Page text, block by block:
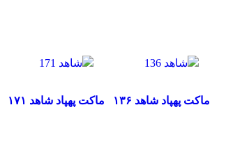
ماکت پهپاد شاهد ۱۳۶
ماکت پهپاد شاهد ۱۷۱